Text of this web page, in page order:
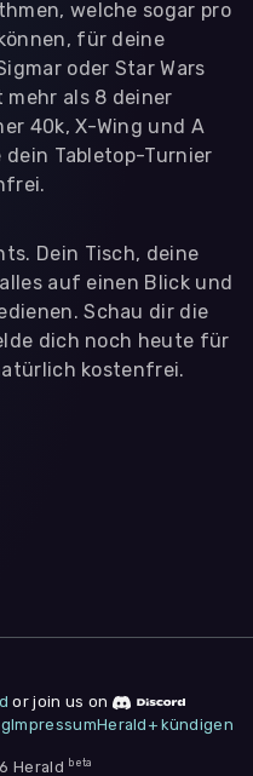
welche sogar pro
für deine
oder Star Wars
als 8 deiner
40k, X-Wing und A
dein Tabletop-Turnier
Dein Tisch, deine
auf einen Blick und
Schau dir die
dich noch heute für
kostenfrei.
"
or join us on
ImpressumHerald+ kündigen
Herald beta